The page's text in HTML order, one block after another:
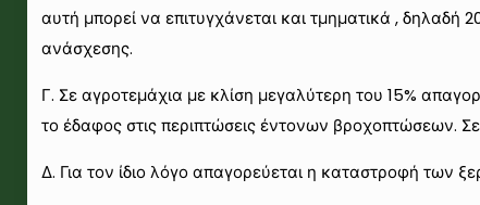
αυτή μπορεί να επιτυγχάνεται και τμηματικά ,
ανάσχεσης.
Γ. Σε αγροτεμάχια με κλίση μεγαλύτερη του 15%
το έδαφος στις περιπτώσεις έντονων βροχοπτώσεων.
Δ. Για τον ίδιο λόγο απαγορεύεται η καταστροφή των